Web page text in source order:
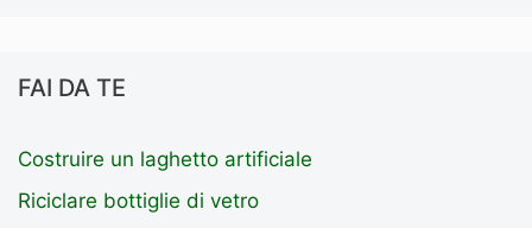
FAI DA TE
Costruire un laghetto artificiale
Riciclare bottiglie di vetro